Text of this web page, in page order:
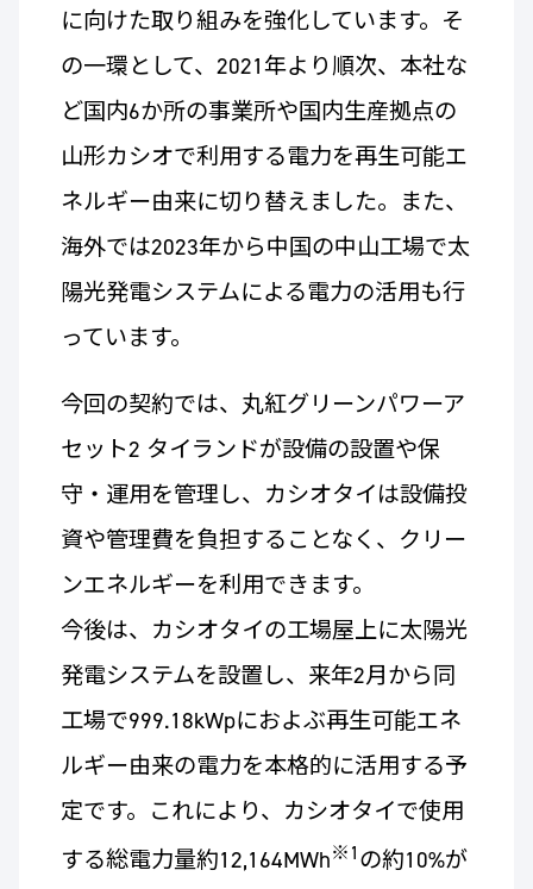
に向けた取り組みを強化しています。そ
の一環として、2021年より順次、本社な
ど国内6か所の事業所や国内生産拠点の
山形カシオで利用する電力を再生可能エ
ネルギー由来に切り替えました。また、
海外では2023年から中国の中山工場で太
陽光発電システムによる電力の活用も行
っています。
今回の契約では、丸紅グリーンパワーア
セット2 タイランドが設備の設置や保
守・運用を管理し、カシオタイは設備投
資や管理費を負担することなく、クリー
ンエネルギーを利用できます。
今後は、カシオタイの工場屋上に太陽光
発電システムを設置し、来年2月から同
工場で999.18kWpにおよぶ再生可能エネ
ルギー由来の電力を本格的に活用する予
定です。これにより、カシオタイで使用
する総電力量約12,164MWh※1の約10%が